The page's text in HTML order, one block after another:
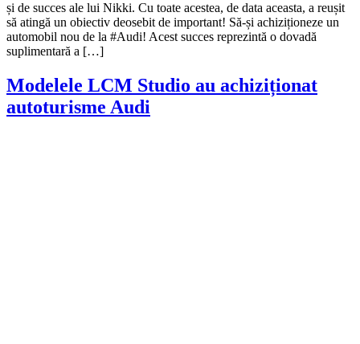
și de succes ale lui Nikki. Cu toate acestea, de data aceasta, a reușit
să atingă un obiectiv deosebit de important! Să-și achiziționeze un
automobil nou de la #Audi! Acest succes reprezintă o dovadă
suplimentară a […]
Modelele LCM Studio au achiziționat
autoturisme Audi